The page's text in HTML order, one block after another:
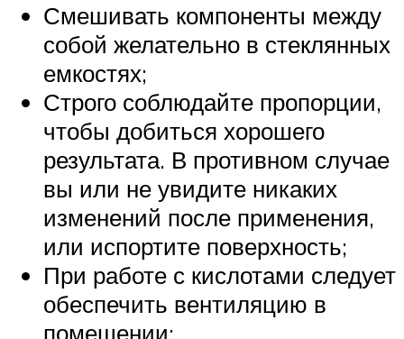
Смешивать компоненты между
собой желательно в стеклянных
емкостях;
Строго соблюдайте пропорции,
чтобы добиться хорошего
результата. В противном случае
вы или не увидите никаких
изменений после применения,
или испортите поверхность;
При работе с кислотами следует
обеспечить вентиляцию в
помещении;